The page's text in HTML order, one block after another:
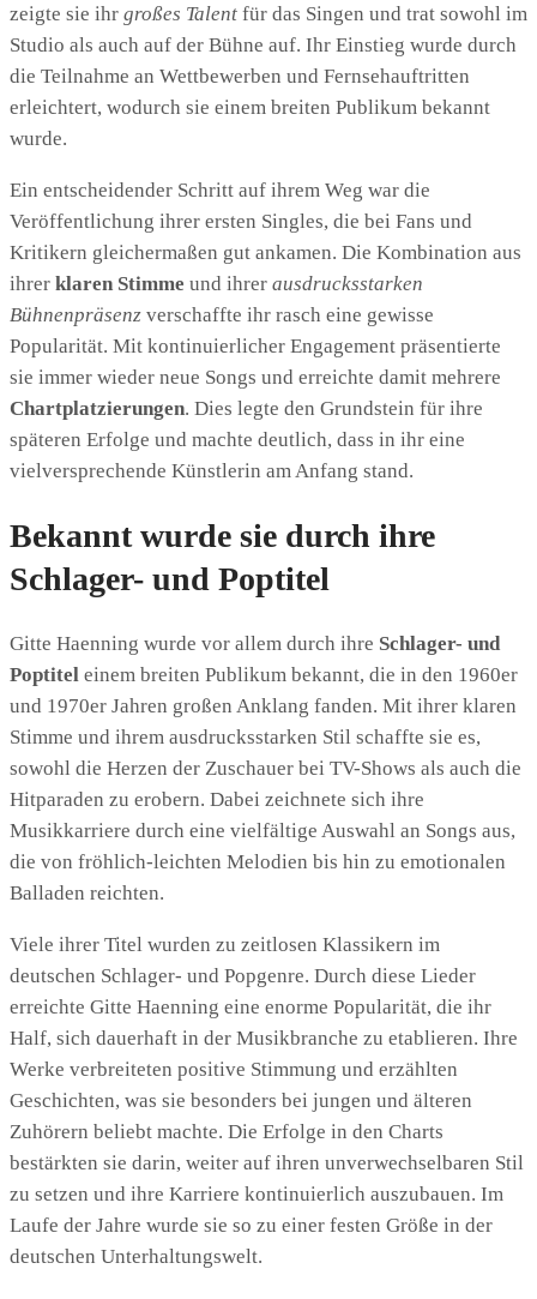
zeigte sie ihr großes Talent für das Singen und trat sowohl im
Studio als auch auf der Bühne auf. Ihr Einstieg wurde durch
die Teilnahme an Wettbewerben und Fernsehauftritten
erleichtert, wodurch sie einem breiten Publikum bekannt
wurde.
Ein entscheidender Schritt auf ihrem Weg war die
Veröffentlichung ihrer ersten Singles, die bei Fans und
Kritikern gleichermaßen gut ankamen. Die Kombination aus
ihrer klaren Stimme und ihrer ausdrucksstarken
Bühnenpräsenz verschaffte ihr rasch eine gewisse
Popularität. Mit kontinuierlicher Engagement präsentierte
sie immer wieder neue Songs und erreichte damit mehrere
Chartplatzierungen. Dies legte den Grundstein für ihre
späteren Erfolge und machte deutlich, dass in ihr eine
vielversprechende Künstlerin am Anfang stand.
Bekannt wurde sie durch ihre
Schlager- und Poptitel
Gitte Haenning wurde vor allem durch ihre Schlager- und
Poptitel einem breiten Publikum bekannt, die in den 1960er
und 1970er Jahren großen Anklang fanden. Mit ihrer klaren
Stimme und ihrem ausdrucksstarken Stil schaffte sie es,
sowohl die Herzen der Zuschauer bei TV-Shows als auch die
Hitparaden zu erobern. Dabei zeichnete sich ihre
Musikkarriere durch eine vielfältige Auswahl an Songs aus,
die von fröhlich-leichten Melodien bis hin zu emotionalen
Balladen reichten.
Viele ihrer Titel wurden zu zeitlosen Klassikern im
deutschen Schlager- und Popgenre. Durch diese Lieder
erreichte Gitte Haenning eine enorme Popularität, die ihr
Half, sich dauerhaft in der Musikbranche zu etablieren. Ihre
Werke verbreiteten positive Stimmung und erzählten
Geschichten, was sie besonders bei jungen und älteren
Zuhörern beliebt machte. Die Erfolge in den Charts
bestärkten sie darin, weiter auf ihren unverwechselbaren Stil
zu setzen und ihre Karriere kontinuierlich auszubauen. Im
Laufe der Jahre wurde sie so zu einer festen Größe in der
deutschen Unterhaltungswelt.